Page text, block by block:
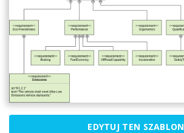
EDYTUJ TEN SZABLON